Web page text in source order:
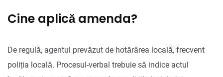
Cine aplică amenda?
De regulă, agentul prevăzut de hotărârea locală, frecvent
poliția locală. Procesul-verbal trebuie să indice actul